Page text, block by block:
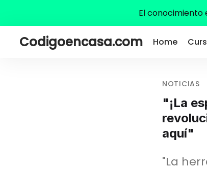
El conocimiento
Codigoencasa.com Home
NOTICIAS
"¡La
aquí"
"La